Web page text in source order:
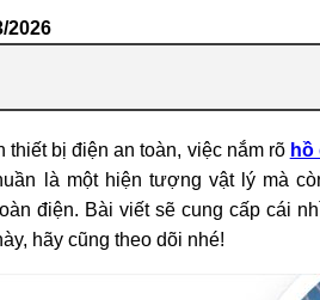
2026
bị điện an toàn, việc nắm rõ hồ
là một hiện tượng vật lý mà
điện. Bài viết sẽ cung cấp cái
hãy cũng theo dõi nhé!